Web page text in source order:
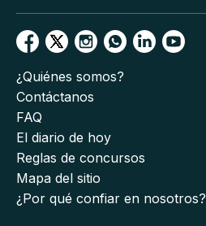
¿Quiénes somos?
Contáctanos
FAQ
El diario de hoy
Reglas de concursos
Mapa del sitio
¿Por qué confiar en nosotros?